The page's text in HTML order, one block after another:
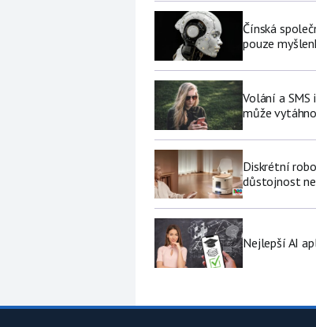
Čínská
pouze
Volání a
může
Diskrétní
důstojnost
Nejlepší AI